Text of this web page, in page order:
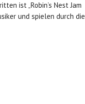
ist „Robin’s Nest Jam
und spielen durch die